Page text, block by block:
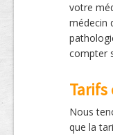
votre
médecin
compter
Tarifs
Nous
que la